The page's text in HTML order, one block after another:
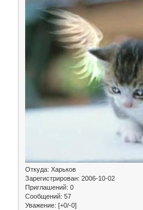
Откуда: Харьков
Зарегистрирован: 2006-10-02
Приглашений: 0
Сообщений: 57
Уважение: [+0/-0]